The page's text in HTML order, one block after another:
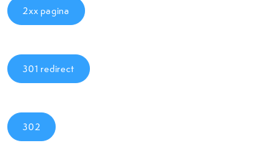
2xx pagina
301 redirect
302